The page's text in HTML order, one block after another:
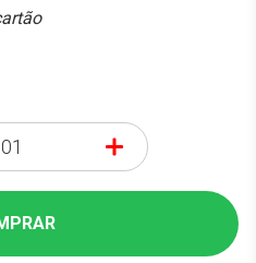
+